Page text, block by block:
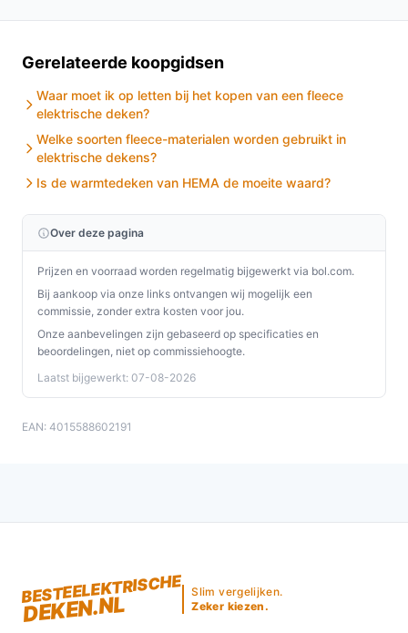
Gerelateerde koopgidsen
Waar moet ik op letten bij het kopen van een fleece
elektrische deken?
Welke soorten fleece-materialen worden gebruikt in
elektrische dekens?
Is de warmtedeken van HEMA de moeite waard?
Over deze pagina
Prijzen en voorraad worden regelmatig bijgewerkt via bol.com.
Bij aankoop via onze links ontvangen wij mogelijk een
commissie, zonder extra kosten voor jou.
Onze aanbevelingen zijn gebaseerd op specificaties en
beoordelingen, niet op commissiehoogte.
Laatst bijgewerkt: 07-08-2026
EAN: 4015588602191
BESTEELEKTRISCHE
DEKEN.NL
Slim vergelijken.
Zeker kiezen.